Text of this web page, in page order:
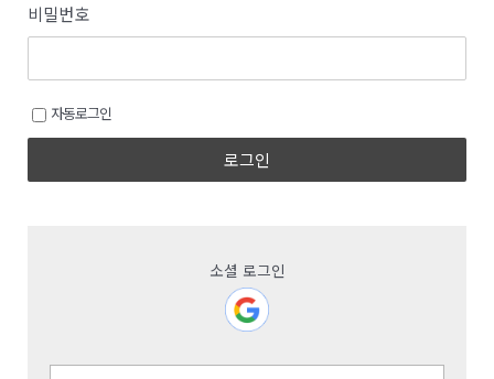
비밀번호
자동로그인
로그인
소셜 로그인